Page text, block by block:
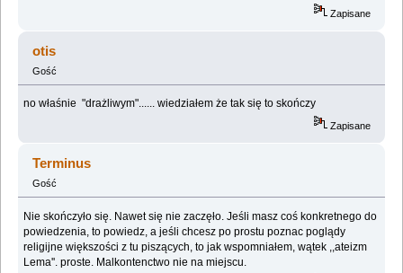
Zapisane
otis
Gość
no właśnie "drażliwym"...... wiedziałem że tak się to skończy
Zapisane
Terminus
Gość
Nie skończyło się. Nawet się nie zaczęło. Jeśli masz coś konkretnego do
powiedzenia, to powiedz, a jeśli chcesz po prostu poznac poglądy
religijne większości z tu piszących, to jak wspomniałem, wątek ,,ateizm
Lema''. proste. Malkontenctwo nie na miejscu.